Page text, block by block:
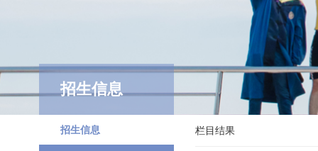
招生信息
招生信息 栏目结果